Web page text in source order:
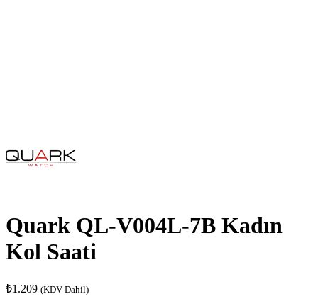
Quark QL-V004L-7B Kadın
Kol Saati
₺1.209 (KDV Dahil)